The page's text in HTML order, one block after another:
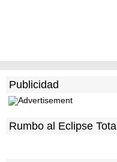
Publicidad
Rumbo al Eclipse Total